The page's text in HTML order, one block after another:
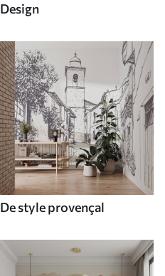
Design
De style provençal